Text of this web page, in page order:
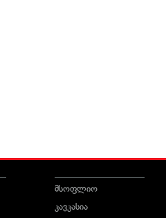
მსოფლიო
კავკასია